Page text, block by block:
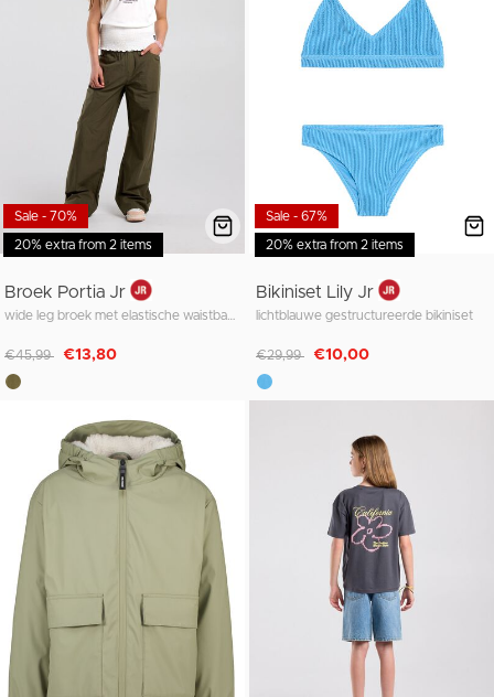
20% extra from 2 items
Sale - 70%
Broek Portia Jr
Afgeprijsd van
€45,99 naar
€13,80
20% extra from 2 items
Sale - 67%
Bikiniset Lily Jr
lichtblauwe gestructureerde bikiniset
Afgeprijsd van
€29,99 naar
€10,00